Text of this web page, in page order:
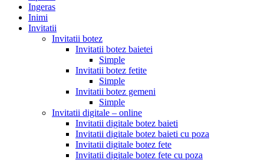
Ingeras
Inimi
Invitatii
Invitatii botez
Invitatii botez baietei
Simple
Invitatii botez fetite
Simple
Invitatii botez gemeni
Simple
Invitatii digitale – online
Invitatii digitale botez baieti
Invitatii digitale botez baieti cu poza
Invitatii digitale botez fete
Invitatii digitale botez fete cu poza